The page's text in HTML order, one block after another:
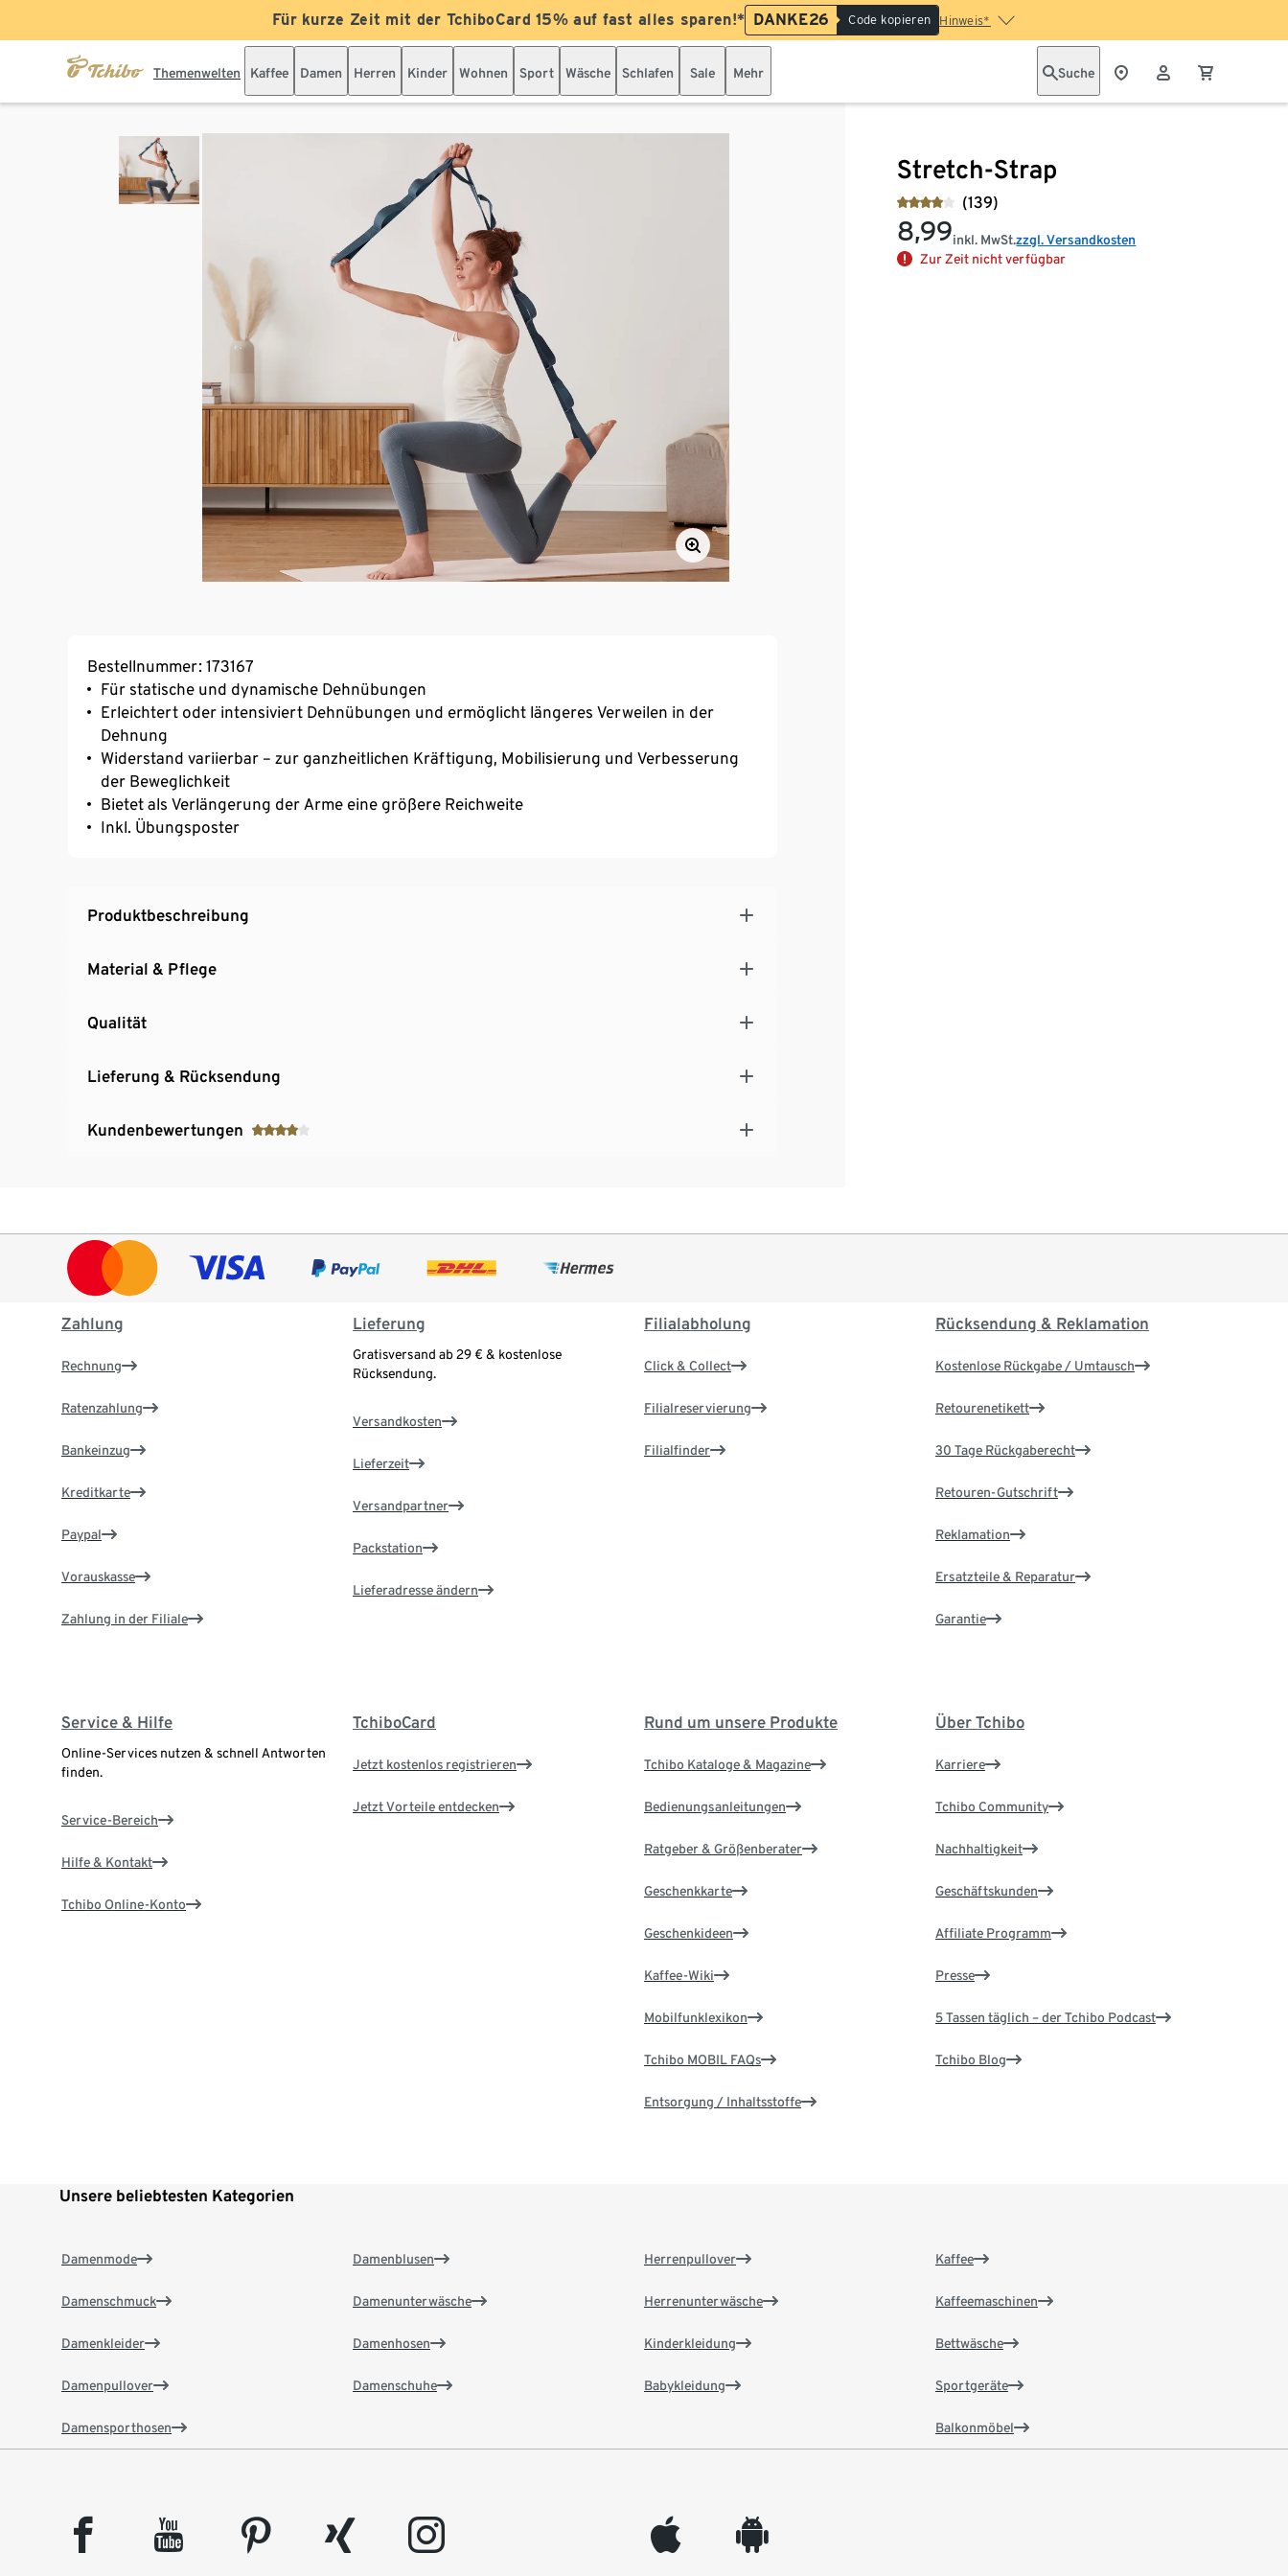
Für kurze Zeit mit der TchiboCard 15% auf fast alles sparen!* DANKE26 Code kopieren Hinweis*
Themenwelten Kaffee Damen Herren Kinder Wohnen Sport Wäsche Schlafen Sale Mehr Suche
Stretch-Strap
(139)
8,99inkl. MwSt.zzgl. Versandkosten
Zur Zeit nicht verfügbar
Bestellnummer: 173167
Für statische und dynamische Dehnübungen
Erleichtert oder intensiviert Dehnübungen und ermöglicht längeres Verweilen in der
Dehnung
Widerstand variierbar – zur ganzheitlichen Kräftigung, Mobilisierung und Verbesserung
der Beweglichkeit
Bietet als Verlängerung der Arme eine größere Reichweite
Inkl. Übungsposter
Produktbeschreibung
Material & Pflege
Qualität
Lieferung & Rücksendung
Kundenbewertungen
Zahlung
Rechnung
Ratenzahlung
Bankeinzug
Kreditkarte
Paypal
Vorauskasse
Zahlung in der Filiale
Lieferung
Gratisversand ab 29 € & kostenlose
Rücksendung.
Versandkosten
Lieferzeit
Versandpartner
Packstation
Lieferadresse ändern
Filialabholung
Click & Collect
Filialreservierung
Filialfinder
Rücksendung & Reklamation
Kostenlose Rückgabe / Umtausch
Retourenetikett
30 Tage Rückgaberecht
Retouren-Gutschrift
Reklamation
Ersatzteile & Reparatur
Garantie
Service & Hilfe
Online-Services nutzen & schnell Antworten
finden.
Service-Bereich
Hilfe & Kontakt
Tchibo Online-Konto
TchiboCard
Jetzt kostenlos registrieren
Jetzt Vorteile entdecken
Rund um unsere Produkte
Tchibo Kataloge & Magazine
Bedienungsanleitungen
Ratgeber & Größenberater
Geschenkkarte
Geschenkideen
Kaffee-Wiki
Mobilfunklexikon
Tchibo MOBIL FAQs
Entsorgung / Inhaltsstoffe
Über Tchibo
Karriere
Tchibo Community
Nachhaltigkeit
Geschäftskunden
Affiliate Programm
Presse
5 Tassen täglich – der Tchibo Podcast
Tchibo Blog
Unsere beliebtesten Kategorien
Damenmode
Damenschmuck
Damenkleider
Damenpullover
Damensporthosen
Damenblusen
Damenunterwäsche
Damenhosen
Damenschuhe
Herrenpullover
Herrenunterwäsche
Kinderkleidung
Babykleidung
Kaffee
Kaffeemaschinen
Bettwäsche
Sportgeräte
Balkonmöbel
facebook youtube pinterest xing instagram appleinc android